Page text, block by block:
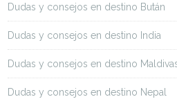
Dudas y consejos en destino Bután
Dudas y consejos en destino India
Dudas y consejos en destino
Dudas y consejos en destino Nepal